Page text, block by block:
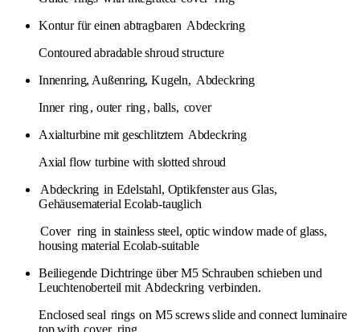
Kontur für einen abtragbaren Abdeckring
Contoured abradable shroud structure
Innenring, Außenring, Kugeln, Abdeckring
Inner ring, outer ring, balls, cover
Axialturbine mit geschlitztem Abdeckring
Axial flow turbine with slotted shroud
Abdeckring in Edelstahl, Optikfenster aus Glas,
Gehäusematerial Ecolab-tauglich
Cover ring in stainless steel, optic window made of glass,
housing material Ecolab-suitable
Beiliegende Dichtringe über M5 Schrauben schieben und
Leuchtenoberteil mit Abdeckring verbinden.
Enclosed seal rings on M5 screws slide and connect luminaire
top with cover ring